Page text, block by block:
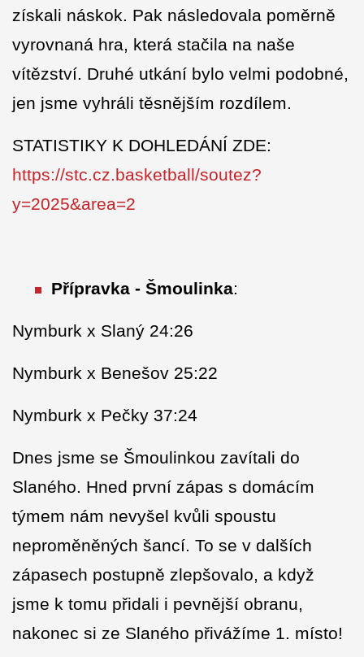
získali náskok. Pak následovala poměrně
vyrovnaná hra, která stačila na naše
vítězství. Druhé utkání bylo velmi podobné,
jen jsme vyhráli těsnějším rozdílem.
STATISTIKY K DOHLEDÁNÍ ZDE:
https://stc.cz.basketball/soutez?
y=2025&area=2
Přípravka - Šmoulinka:
Nymburk x Slaný 24:26
Nymburk x Benešov 25:22
Nymburk x Pečky 37:24
Dnes jsme se Šmoulinkou zavítali do
Slaného. Hned první zápas s domácím
týmem nám nevyšel kvůli spoustu
neproměněných šancí. To se v dalších
zápasech postupně zlepšovalo, a když
jsme k tomu přidali i pevnější obranu,
nakonec si ze Slaného přivážíme 1. místo!